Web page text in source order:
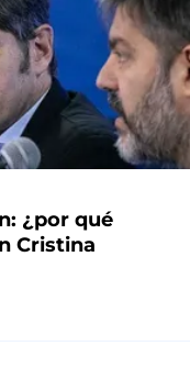
¿por qué
Cristina